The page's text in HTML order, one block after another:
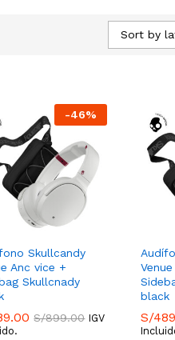
Sort by
-46%
Skullcandy
Anc vice +
Skullcnady
S/899.00 IGV
black
S/